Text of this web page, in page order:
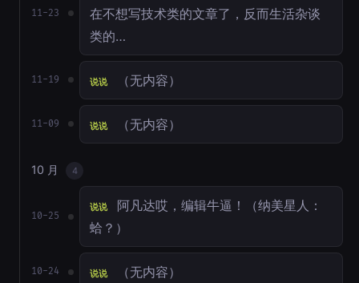
11-23
在不想写技术类的文章了，反而生活杂谈
类的…
11-19 说说 （无内容）
11-09 说说 （无内容）
10 月 4
10-25
说说
阿凡达哎，编辑牛逼！（纳美星人：
蛤？）
10-24 说说 （无内容）